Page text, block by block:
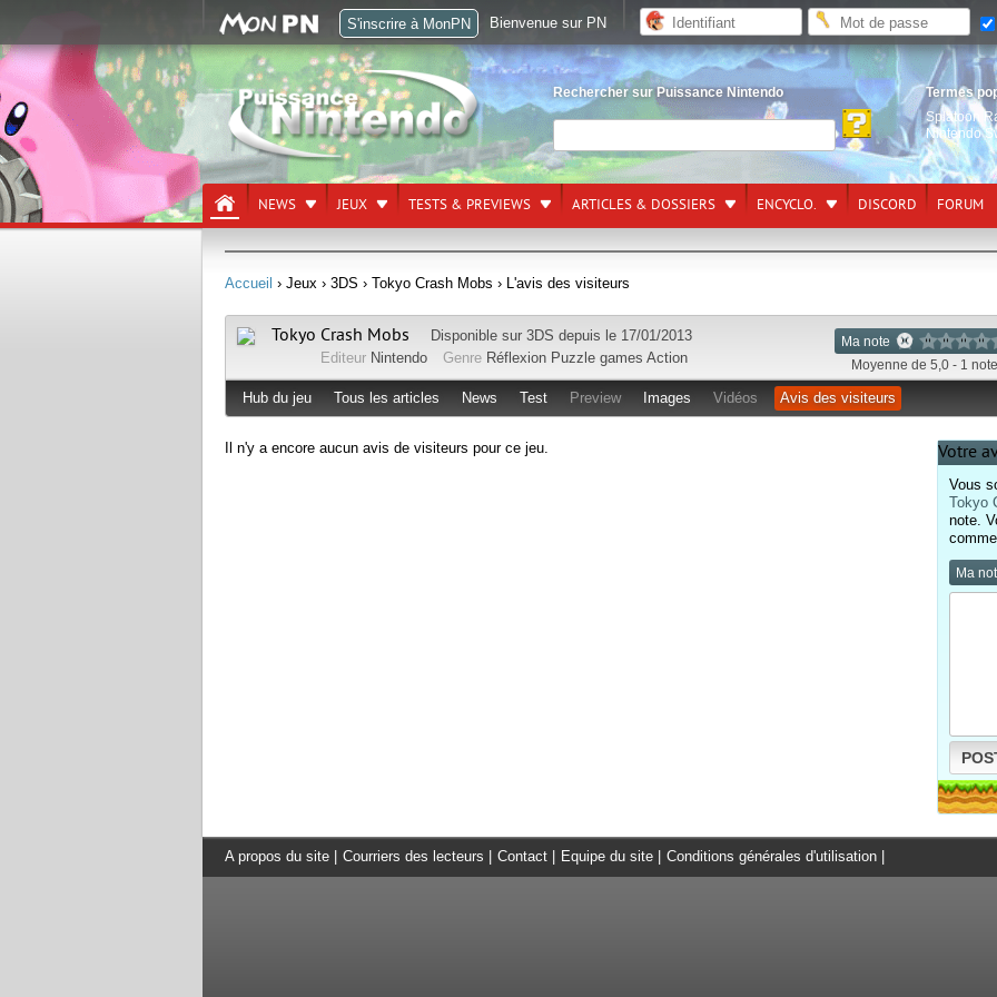
Rechercher sur Puissance Nintendo
Termes
Splatoon
Nintendo
NEWS JEUX TESTS & PREVIEWS ARTICLES & DOSSIERS ENCYCLO. DISCORD FORUM
Accueil › Jeux › 3DS › Tokyo Crash Mobs › L'avis des visiteurs
Ma note
Moyenne de 5,0 - 1 note
Tokyo Crash Mobs Disponible sur 3DS depuis le 17/01/2013
Editeur Nintendo Genre Réflexion Puzzle games Action
Hub du jeu Tous les articles News Test Preview Images Vidéos Avis des visiteurs
Il n'y a encore aucun avis de visiteurs pour ce jeu. Votre
Vous
Tokyo
note.
Ma
A propos du site Courriers des lecteurs Contact Equipe du site Conditions générales d'utilisation
S'inscrire à MonPN Bienvenue sur PN